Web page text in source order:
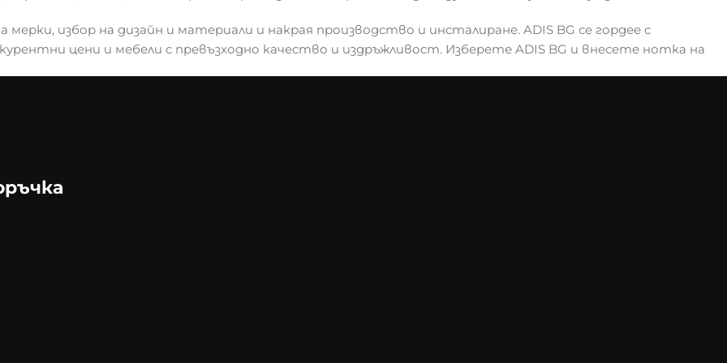
избор на дизайн и материали и накрая производство и инсталиране. ADIS BG се гордее с
цени и мебели с превъзходно качество и издръжливост. Изберете ADIS BG и внесете нотка на